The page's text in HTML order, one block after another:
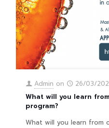
Admin on
26/03/
What will you learn
program?
What will you learn from